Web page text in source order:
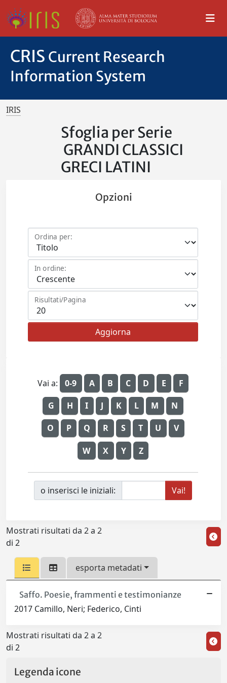
CRIS Current Research
Information System
IRIS
Sfoglia per Serie
GRANDI CLASSICI
GRECI LATINI
Opzioni
Ordina per:
In ordine:
Risultati/Pagina
Vai a: 0-9 A B C D E F
G H I J K L M N
O P Q R S T U V
W X Y Z
o inserisci le iniziali:
Mostrati risultati da 2 a 2
di 2
esporta metadati
Saffo. Poesie, frammenti e testimonianze
2017 Camillo, Neri; Federico, Cinti
Mostrati risultati da 2 a 2
di 2
Legenda icone